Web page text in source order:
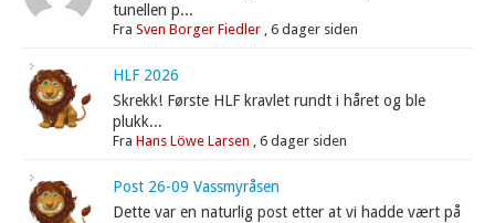
tunellen p...
FraSven Borger Fiedler ,6 dager siden
HLF 2026
Skrekk! Første HLF kravlet rundt i håret og ble
plukk...
FraHans Löwe Larsen ,6 dager siden
Post 26-09 Vassmyråsen
Dette var en naturlig post etter at vi hadde vært på